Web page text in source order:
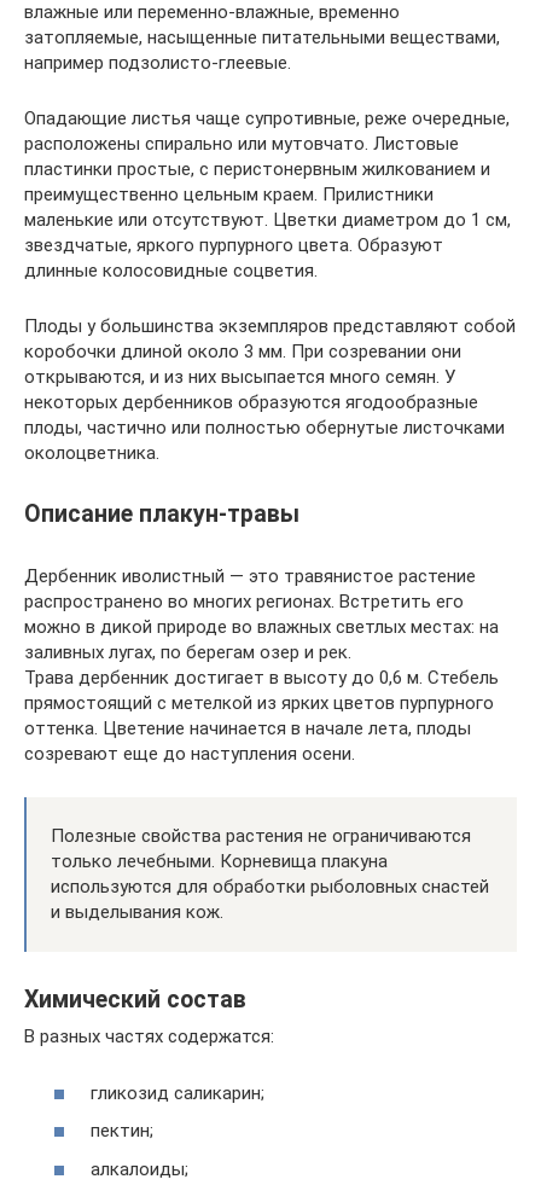
влажные или переменно-влажные, временно
затопляемые, насыщенные питательными веществами,
например подзолисто-глеевые.
Опадающие листья чаще супротивные, реже очередные,
расположены спирально или мутовчато. Листовые
пластинки простые, с перистонервным жилкованием и
преимущественно цельным краем. Прилистники
маленькие или отсутствуют. Цветки диаметром до 1 см,
звездчатые, яркого пурпурного цвета. Образуют
длинные колосовидные соцветия.
Плоды у большинства экземпляров представляют собой
коробочки длиной около 3 мм. При созревании они
открываются, и из них высыпается много семян. У
некоторых дербенников образуются ягодообразные
плоды, частично или полностью обернутые листочками
околоцветника.
Описание плакун-травы
Дербенник иволистный — это травянистое растение
распространено во многих регионах. Встретить его
можно в дикой природе во влажных светлых местах: на
заливных лугах, по берегам озер и рек.
Трава дербенник достигает в высоту до 0,6 м. Стебель
прямостоящий с метелкой из ярких цветов пурпурного
оттенка. Цветение начинается в начале лета, плоды
созревают еще до наступления осени.
Полезные свойства растения не ограничиваются
только лечебными. Корневища плакуна
используются для обработки рыболовных снастей
и выделывания кож.
Химический состав
В разных частях содержатся:
гликозид саликарин;
пектин;
алкалоиды;